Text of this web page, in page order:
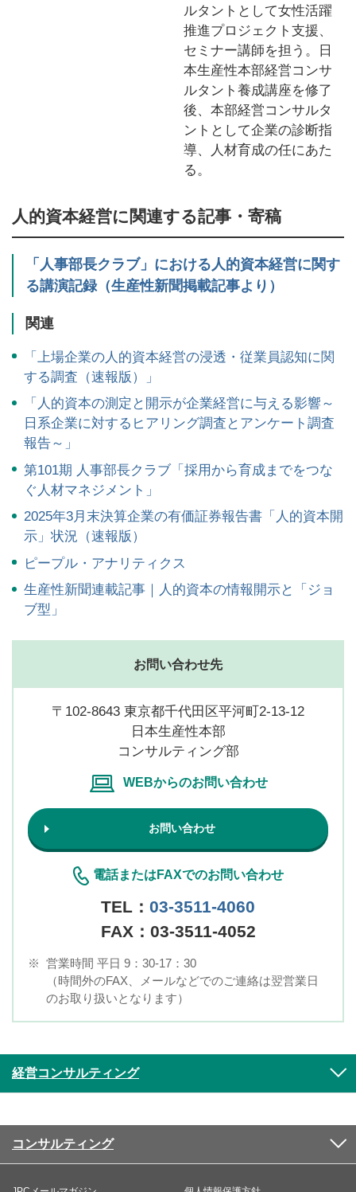
ルタントとして女性活躍
推進プロジェクト支援、
セミナー講師を担う。日
本生産性本部経営コンサ
ルタント養成講座を修了
後、本部経営コンサルタ
ントとして企業の診断指
導、人材育成の任にあた
る。
人的資本経営に関連する記事・寄稿
「人事部長クラブ」における人的資本経営に関す
る講演記録（生産性新聞掲載記事より）
関連
「上場企業の人的資本経営の浸透・従業員認知に関
する調査（速報版）」
「人的資本の測定と開示が企業経営に与える影響～
日系企業に対するヒアリング調査とアンケート調査
報告～」
第101期 人事部長クラブ「採用から育成までをつな
ぐ人材マネジメント」
2025年3月末決算企業の有価証券報告書「人的資本開
示」状況（速報版）
ピープル・アナリティクス
生産性新聞連載記事｜人的資本の情報開示と「ジョ
ブ型」
お問い合わせ先
〒102-8643 東京都千代田区平河町2-13-12
日本生産性本部
コンサルティング部
WEBからのお問い合わせ
お問い合わせ
電話またはFAXでのお問い合わせ
TEL： 03-3511-4060
FAX：03-3511-4052
※ 営業時間 平日 9：30-17：30
（時間外のFAX、メールなどでのご連絡は翌営業日
のお取り扱いとなります）
経営コンサルティング
コンサルティング